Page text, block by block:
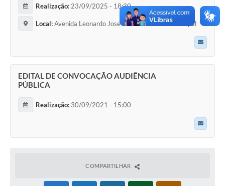
Realização:23/09/2025 - 18:30
Local:Avenida Leonardo Jose Jacinto Câmara Municipal
EDITAL DE CONVOCAÇÃO AUDIÊNCIA
PÚBLICA
Realização: 30/09/2021 - 15:00
COMPARTILHAR